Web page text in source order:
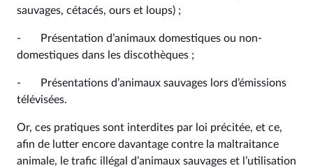
sauvages, cétacés, ours et loups) ;
- Présentation d’animaux domestiques ou non-
domestiques dans les discothèques ;
- Présentations d’animaux sauvages lors d’émissions
télévisées.
Or, ces pratiques sont interdites par loi précitée, et ce,
afin de lutter encore davantage contre la maltraitance
animale, le trafic illégal d’animaux sauvages et l’utilisation